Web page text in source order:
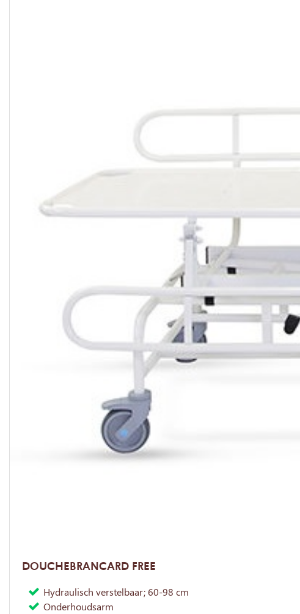
DOUCHEBRANCARD FREE
Hydraulisch verstelbaar; 60-98 cm
Onderhoudsarm